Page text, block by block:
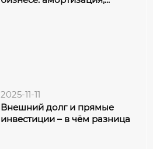
2025-11-11
Внешний долг и прямые
инвестиции – в чём разница